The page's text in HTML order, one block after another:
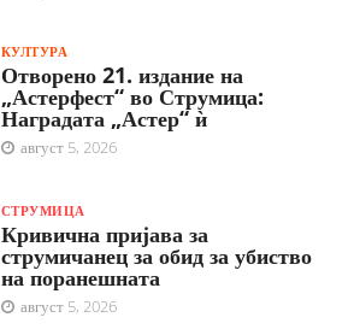
КУЛТУРА
Отворено 21. издание на
„Астерфест“ во Струмица:
Наградата „Астер“ ѝ
август 5, 2026
СТРУМИЦА
Кривична пријава за
струмичанец за обид за убиство
на поранешната
август 5, 2026